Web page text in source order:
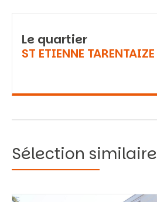
Le quartier
ST ETIENNE TARENTAIZE
Sélection similaire